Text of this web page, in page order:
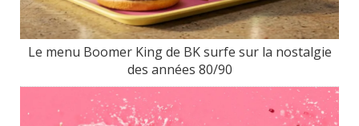
Le menu Boomer King de BK surfe sur la nostalgie
des années 80/90